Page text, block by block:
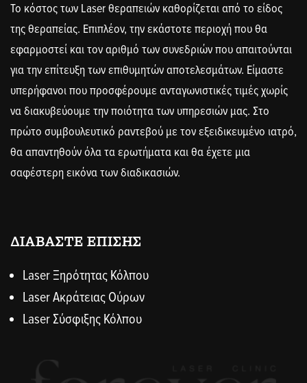
Το κόστος των Laser θεραπειών καθορίζεται από το είδος
της θεραπείας. Επιπλέον, την εκάστοτε περιοχή που θα
εφαρμοστεί και τον αριθμό των συνεδριών που απαιτούνται
για την επίτευξη των επιθυμητών αποτελεσμάτων. Είμαστε
υπερήφανοι που προσφέρουμε ανταγωνιστικές τιμές χωρίς
να διακυβεύουμε την ποιότητα των υπηρεσιών μας. Στο
πρώτο συμβουλευτικό ραντεβού με τον εξειδικευμένο ιατρό,
θα απαντηθούν όλα τα ερωτήματα και θα έχετε μια
σαφέστερη εικόνα των διαδικασιών.
ΔΙΑΒΑΣΤΕ ΕΠΙΣΗΣ
Laser Ξηρότητας Κόλπου
Laser Ακράτειας Ούρων
Laser Σύσφιξης Κόλπου